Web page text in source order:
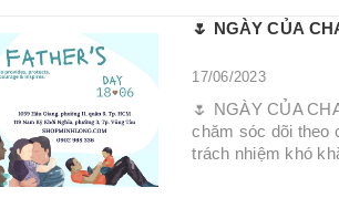
🌷 NGÀY CỦA
17/06/2023
🌷 NGÀY CỦA
chăm sóc dõi theo
trách nhiệm khó